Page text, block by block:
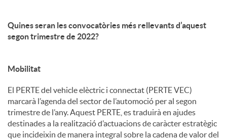
Quines seran les convocatòries més rellevants d’aquest
segon trimestre de 2022?
Mobilitat
El PERTE del vehicle elèctric i connectat (PERTE VEC)
marcarà l’agenda del sector de l’automoció per al segon
trimestre de l’any. Aquest PERTE, es traduirà en ajudes
destinades a la realització d’actuacions de caràcter estratègic
que incideixin de manera integral sobre la cadena de valor del